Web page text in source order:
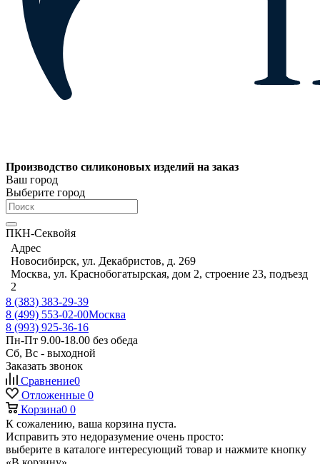
Производство силиконовых изделий на заказ
Ваш город
Выберите город
ПКН-Секвойя
Адрес
Новосибирск, ул. Декабристов, д. 269
Москва, ул. Краснобогатырская, дом 2, строение 23, подъезд
2
8 (383) 383-29-39
8 (499) 553-02-00Москва
8 (993) 925-36-16
Пн-Пт 9.00-18.00 без обеда
Сб, Вс - выходной
Заказать звонок
Сравнение0
Отложенные 0
Корзина0 0
К сожалению, ваша корзина пуста.
Исправить это недоразумение очень просто:
выберите в каталоге интересующий товар и нажмите кнопку